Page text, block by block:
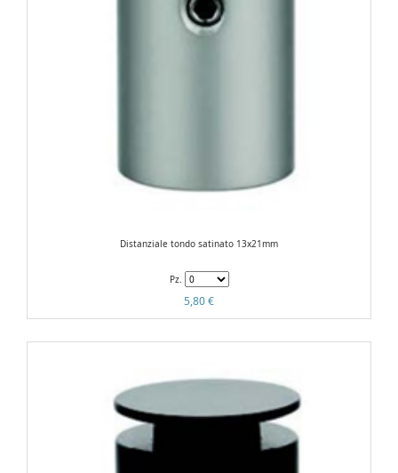
Distanziale tondo satinato 13x21mm
Pz.
5,80 €